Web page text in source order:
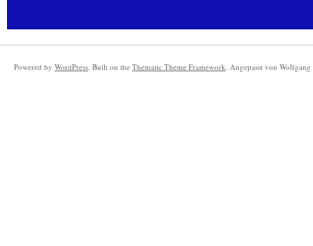
Powered by WordPress. Built on the Thematic Theme Framework. Angepasst von